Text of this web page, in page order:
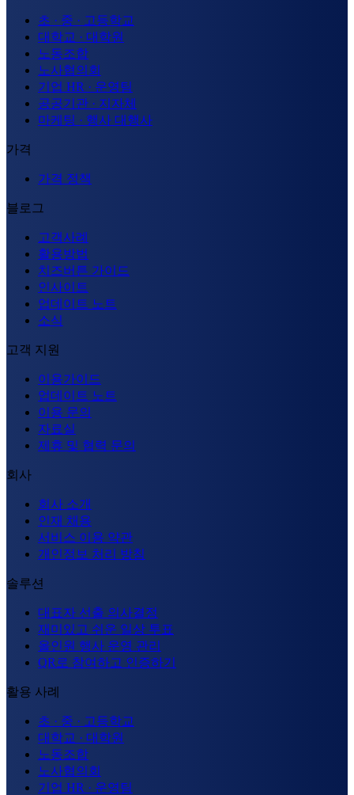
초 · 중 · 고등학교
대학교 · 대학원
노동조합
노사협의회
기업 HR · 운영팀
공공기관 · 지자체
마케팅 · 행사 대행사
가격
가격 정책
블로그
고객사례
활용방법
치즈버튼 가이드
인사이트
업데이트 노트
소식
고객 지원
이용가이드
업데이트 노트
이용 문의
자료실
제휴 및 협력 문의
회사
회사 소개
인재 채용
서비스 이용 약관
개인정보 처리 방침
솔루션
대표자 선출 의사결정
재미있고 쉬운 일상 투표
올인원 행사 운영 관리
QR로 참여하고 인증하기
활용 사례
초 · 중 · 고등학교
대학교 · 대학원
노동조합
노사협의회
기업 HR · 운영팀